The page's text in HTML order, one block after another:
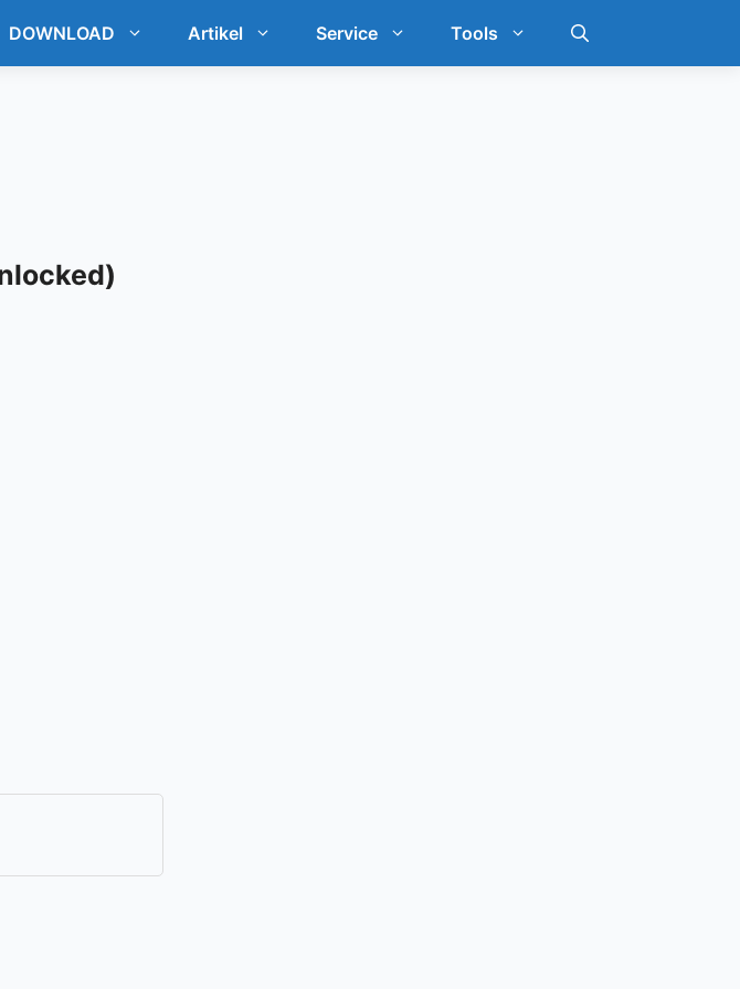
DOWNLOAD Artikel Service Tools